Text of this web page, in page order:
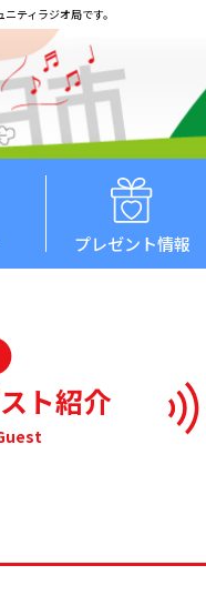
ティラジオ局です。
プレゼント情報
ト紹介